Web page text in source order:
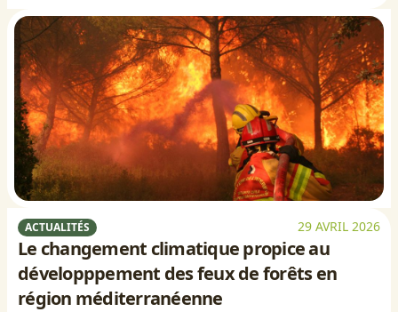
ACTUALITÉS 29 AVRIL 2026
Le changement climatique propice au
développpement des feux de forêts en
région méditerranéenne